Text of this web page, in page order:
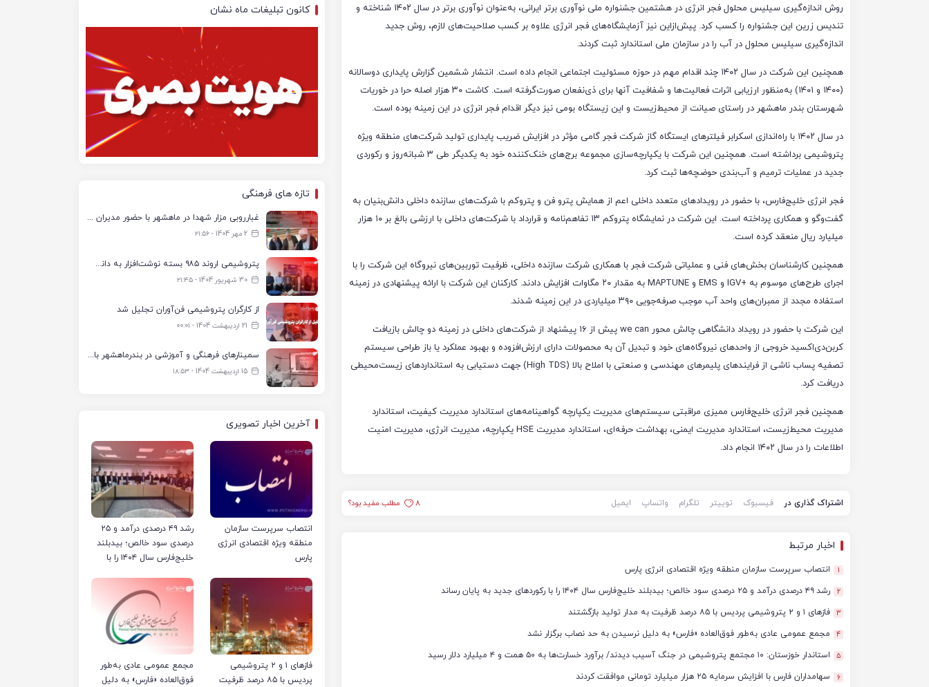
روش اندازه‌گیری سیلیس محلول فجر انرژی در هشتمین جشنواره ملی نوآوری برتر ایرانی، به‌عنوان نوآوری برتر در سال ۱۴۰۲ شناخته و
تندیس زرین این جشنواره را کسب کرد. پیش‌ازاین نیز آزمایشگاه‌های فجر انرژی علاوه بر کسب صلاحیت‌های لازم، روش جدید
اندازه‌گیری سیلیس محلول در آب را در سازمان ملی استاندارد ثبت کردند.
همچنین این شرکت در سال ۱۴۰۲ چند اقدام مهم در حوزه مسئولیت اجتماعی انجام داده است. انتشار ششمین گزارش پایداری دوسالانه
(۱۴۰۰ و ۱۴۰۱) به‌منظور ارزیابی اثرات فعالیت‌ها و شفافیت آنها برای ذی‌نفعان صورت‌گرفته است. کاشت ۳۰ هزار اصله حرا در خوریات
شهرستان بندر ماهشهر در راستای صیانت از محیط‌زیست و این زیستگاه بومی نیز دیگر اقدام فجر انرژی در این زمینه بوده است.
در سال ۱۴۰۲ با راه‌اندازی اسکرابر فیلترهای ایستگاه گاز شرکت فجر گامی مؤثر در افزایش ضریب پایداری تولید شرکت‌های منطقه ویژه
پتروشیمی برداشته است. همچنین این شرکت با یکپارچه‌سازی مجموعه برج‌های خنک‌کننده خود به یکدیگر طی ۳ شبانه‌روز و رکوردی
جدید در عملیات ترمیم و آب‌بندی حوضچه‌ها ثبت کرد.
فجر انرژی خلیج‌فارس، با حضور در رویدادهای متعدد داخلی اعم از همایش پترو فن و پتروکم با شرکت‌های سازنده داخلی دانش‌بنیان به
گفت‌وگو و همکاری پرداخته است. این شرکت در نمایشگاه پتروکم ۱۳ تفاهم‌نامه و قرارداد با شرکت‌های داخلی با ارزشی بالغ بر ۱۰ هزار
میلیارد ریال منعقد کرده است.
همچنین کارشناسان بخش‌های فنی و عملیاتی شرکت فجر با همکاری شرکت سازنده داخلی، ظرفیت توربین‌های نیروگاه این شرکت را با
اجرای طرح‌های موسوم به +IGV و EMS و MAPTUNE به مقدار ۲۰ مگاوات افزایش دادند. کارکنان این شرکت با ارائه پیشنهادی در زمینه
استفاده مجدد از ممبران‌های واحد آب موجب صرفه‌جویی ۳۹۰ میلیاردی در این زمینه شدند.
این شرکت با حضور در رویداد دانشگاهی چالش محور we can پیش از ۱۶ پیشنهاد از شرکت‌های داخلی در زمینه دو چالش بازیافت
کربن‌دی‌اکسید خروجی از واحدهای نیروگاه‌های خود و تبدیل آن به محصولات دارای ارزش‌افزوده و بهبود عملکرد یا باز طراحی سیستم
تصفیه پساب ناشی از فرایندهای پلیمرهای مهندسی و صنعتی با املاح بالا (High TDS) جهت دستیابی به استانداردهای زیست‌محیطی
دریافت کرد.
همچنین فجر انرژی خلیج‌فارس ممیزی مراقبتی سیستم‌های مدیریت یکپارچه گواهینامه‌های استاندارد مدیریت کیفیت، استاندارد
مدیریت محیط‌زیست، استاندارد مدیریت ایمنی، بهداشت حرفه‌ای، استاندارد مدیریت HSE یکپارچه، مدیریت انرژی، مدیریت امنیت
اطلاعات را در سال ۱۴۰۲ انجام داد.
اشتراک گذاری در فیسبوک توییتر تلگرام واتساپ ایمیل 8 مطلب مفید بود؟
اخبار مرتبط
1 انتصاب سرپرست سازمان منطقه ویژه اقتصادی انرژی پارس
2 رشد ۴۹ درصدی درآمد و ۲۵ درصدی سود خالص؛ بیدبلند خلیج‌فارس سال ۱۴۰۴ را با رکوردهای جدید به پایان رساند
3 فازهای ۱ و ۲ پتروشیمی پردیس با ۸۵ درصد ظرفیت به مدار تولید بازگشتند
4 مجمع عمومی عادی به‌طور فوق‌العاده «فارس» به دلیل نرسیدن به حد نصاب برگزار نشد
5 استاندار خوزستان: ۱۰ مجتمع پتروشیمی در جنگ آسیب دیدند/ برآورد خسارت‌ها به ۵۰ همت و ۴ میلیارد دلار رسید
6 سهامداران فارس با افزایش سرمایه ۲۵ هزار میلیارد تومانی موافقت کردند
کانون تبلیغات ماه نشان
تازه های فرهنگی
غبارروبی مزار شهدا در ماهشهر با حضور مدیران پتروشیمی اروند و مسئولان شهری
2 مهر 1404 - ۲۱:۵۶
پتروشیمی اروند ۹۸۵ بسته نوشت‌افزار به دانش‌آموزان تحت پوشش کمیته امداد بندرماهشهر اهدا کرد
30 شهریور 1404 - ۲۱:۴۵
از کارگران پتروشیمی فن‌آوران تجلیل شد
21 اردیبهشت 1404 - ۰۰:۰۱
سمینارهای فرهنگی و آموزشی در بندرماهشهر با همکاری فرهنگ‌سرای پتروشیمی مارون
15 اردیبهشت 1404 - ۱۸:۵۳
آخرین اخبار تصویری
انتصاب سرپرست سازمان
منطقه ویژه اقتصادی انرژی
پارس
رشد ۴۹ درصدی درآمد و ۲۵
درصدی سود خالص؛ بیدبلند
خلیج‌فارس سال ۱۴۰۴ را با
رساند
فازهای ۱ و ۲ پتروشیمی
پردیس با ۸۵ درصد ظرفیت
مجمع عمومی عادی به‌طور
فوق‌العاده «فارس» به دلیل